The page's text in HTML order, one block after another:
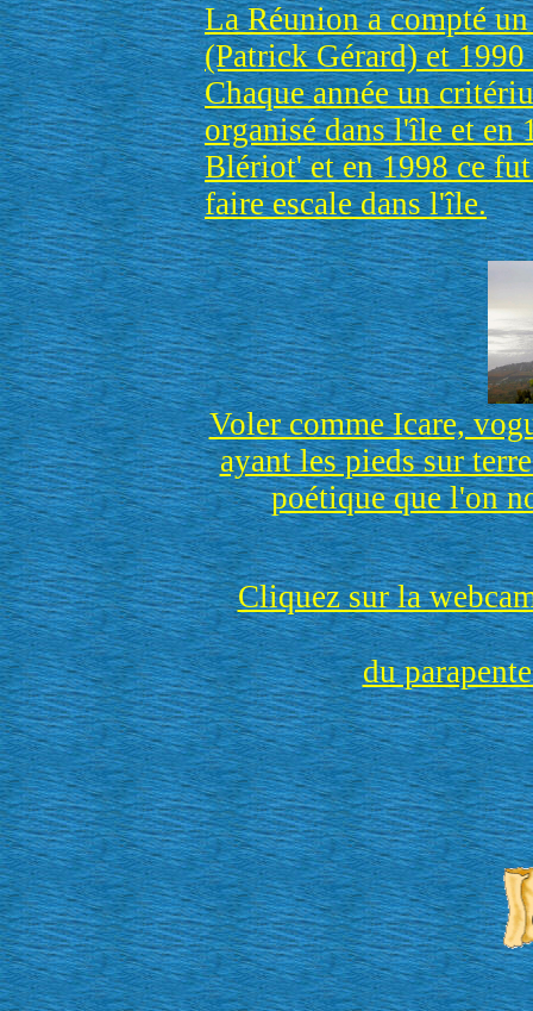
La Réunion a compté
(Patrick Gérard) et
Chaque année un
organisé dans l'île et en
Blériot' et en 1998 ce
faire escale dans l'île.
Voler comme Icare,
ayant les pieds sur
poétique que l'on
Cliquez sur la
du